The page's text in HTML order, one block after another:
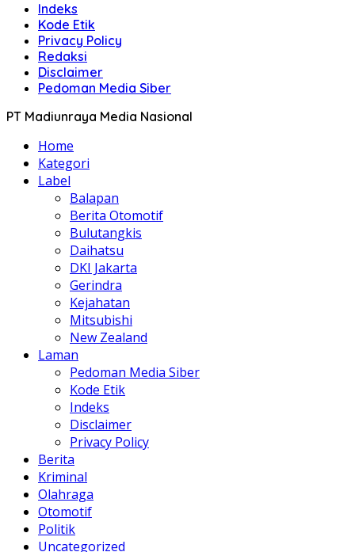
Indeks
Kode Etik
Privacy Policy
Redaksi
Disclaimer
Pedoman Media Siber
PT Madiunraya Media Nasional
Home
Kategori
Label
Balapan
Berita Otomotif
Bulutangkis
Daihatsu
DKI Jakarta
Gerindra
Kejahatan
Mitsubishi
New Zealand
Laman
Pedoman Media Siber
Kode Etik
Indeks
Disclaimer
Privacy Policy
Berita
Kriminal
Olahraga
Otomotif
Politik
Uncategorized